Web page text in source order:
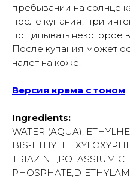
пребывании на солнце
после купания, при
пощипывать некоторое
После купания может
налет на коже.
Версия крема с тоном
Ingredients:
WATER (AQUA),
BIS-
TRIAZINE,POTASSIUM